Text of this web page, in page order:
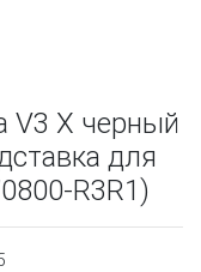
V3 X черный
для
R3R1)